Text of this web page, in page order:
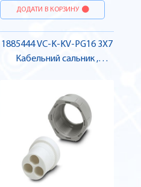
ДОДАТИ В КОРЗИНУ
1885444 VC-K-KV-PG16 3X7
Кабельний сальник ,